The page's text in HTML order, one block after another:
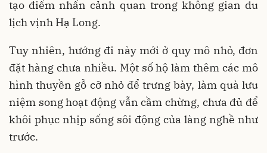
tạo điểm nhấn cảnh quan trong không gian du
lịch vịnh Hạ Long.
Tuy nhiên, hướng đi này mới ở quy mô nhỏ, đơn
đặt hàng chưa nhiều. Một số hộ làm thêm các mô
hình thuyền gỗ cỡ nhỏ để trưng bày, làm quà lưu
niệm song hoạt động vẫn cầm chừng, chưa đủ để
khôi phục nhịp sống sôi động của làng nghề như
trước.